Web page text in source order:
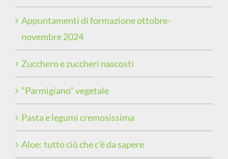
Appuntamenti di formazione ottobre-
novembre 2024
Zucchero e zuccheri nascosti
“Parmigiano” vegetale
Pasta e legumi cremosissima
Aloe: tutto ciò che c’è da sapere